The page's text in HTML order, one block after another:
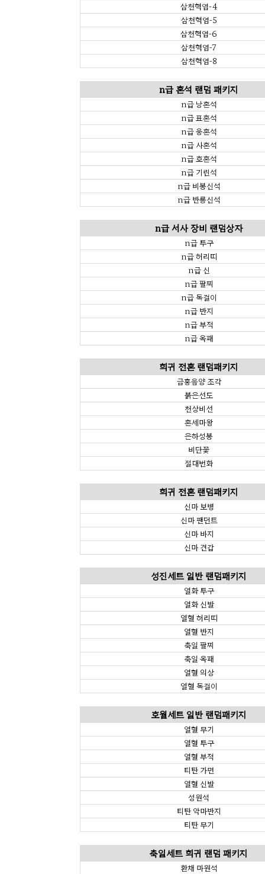
삼천혁염-4
삼천혁염-5
삼천혁염-6
삼천혁염-7
삼천혁염-8
n급 혼석 랜덤 패키지
n급 낭혼석
n급 표혼석
n급 웅혼석
n급 사혼석
n급 호혼석
n급 기린석
n급 비봉신석
n급 반룡신석
n급 서사 장비 랜덤상자
n급 투구
n급 허리띠
n급 신
n급 팔찌
n급 목걸이
n급 반지
n급 부적
n급 옥패
희귀 전혼 랜덤패키지
금홍음양 조각
붉은선도
천상비선
혼세마왕
은하성봉
비단꽃
절대번화
희귀 전혼 랜덤패키지
신마 보병
신마 팬던트
신마 바지
신마 견갑
성진세트 일반 랜덤패키지
열화 투구
열화 신발
열혈 허리띠
열혈 반지
축일 팔찌
축일 옥패
열혈 의상
열혈 목걸이
호월세트 일반 랜덤패키지
열혈 무기
열혈 투구
열혈 부적
티탄 가면
열혈 신발
성원석
티탄 악마반지
티탄 무기
축일세트 희귀 랜덤 패키지
환채 마원석